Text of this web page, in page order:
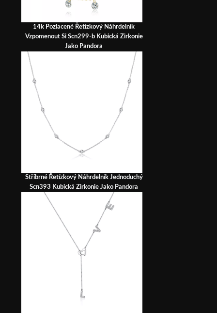
14k Pozlacené Řetízkový Náhrdelník
Vzpomenout Si Scn299-b Kubická Zirkonie
Jako Pandora
Stříbrné Řetízkový Náhrdelník Jednoduchý
Scn393 Kubická Zirkonie Jako Pandora